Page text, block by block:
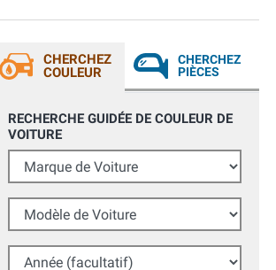
prodotti professionali bisogna fare molta
ottimo.
CHERCHEZ
COULEUR
CHERCHEZ
PIÈCES
RECHERCHE GUIDÉE DE COULEUR DE
VOITURE
Marque de Voiture
Modèle de Voiture
Année (facultatif)